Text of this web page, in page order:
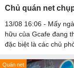
Chủ quán net
13/08 16:06 - Mấy
hữu của Gcafe đang
đặc biệt là các chủ
Quán net